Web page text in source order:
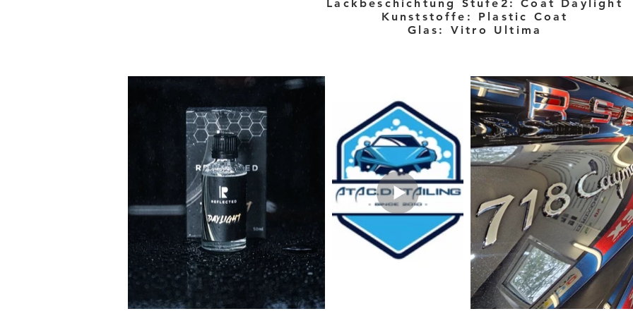
Lackbeschichtung Stufe2: Coat Daylight
Kunststoffe: Plastic Coat
Glas: Vitro Ultima